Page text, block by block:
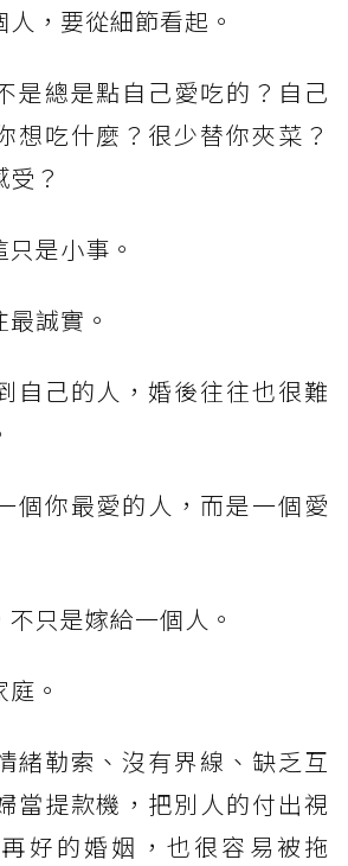
，要從細節看起。
是總是點自己愛吃的？自己
想吃什麼？很少替你夾菜？
？
是小事。
誠實。
自己的人，婚後往往也很難
個你最愛的人，而是一個愛
只是嫁給一個人。
。
緒勒索、沒有界線、缺乏互
當提款機，把別人的付出視
好的婚姻，也很容易被拖